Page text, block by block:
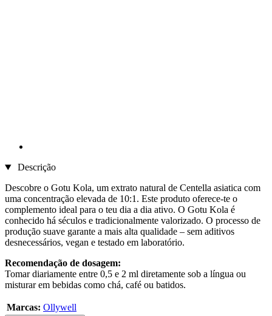
Descrição
Descobre o Gotu Kola, um extrato natural de Centella asiatica com
uma concentração elevada de 10:1. Este produto oferece-te o
complemento ideal para o teu dia a dia ativo. O Gotu Kola é
conhecido há séculos e tradicionalmente valorizado. O processo de
produção suave garante a mais alta qualidade – sem aditivos
desnecessários, vegan e testado em laboratório.
Recomendação de dosagem:
Tomar diariamente entre 0,5 e 2 ml diretamente sob a língua ou
misturar em bebidas como chá, café ou batidos.
Marcas: Ollywell